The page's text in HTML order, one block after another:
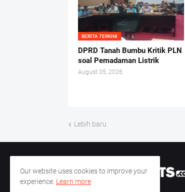
BERITA TERKINI
DPRD Tanah Bumbu Kritik PLN
soal Pemadaman Listrik
August 05, 2026
Lebih baru
Our website uses cookies to improve your
experience. Learn more